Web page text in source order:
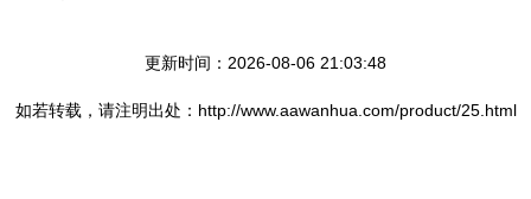
更新时间：2026-08-06 21:03:48
如若转载，请注明出处：http://www.aawanhua.com/product/25.html